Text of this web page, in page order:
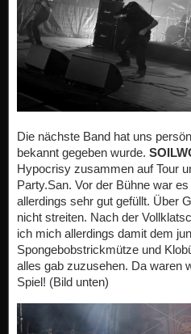
Die nächste Band hat uns
bekannt gegeben wurde.
Hypocrisy zusammen auf Tour
Party.San. Vor der Bühne war
allerdings sehr gut gefüllt. Über
nicht streiten. Nach der
ich mich allerdings damit dem
Spongebobstrickmütze und
alles gab zuzusehen. Da waren
Spiel! (Bild unten)